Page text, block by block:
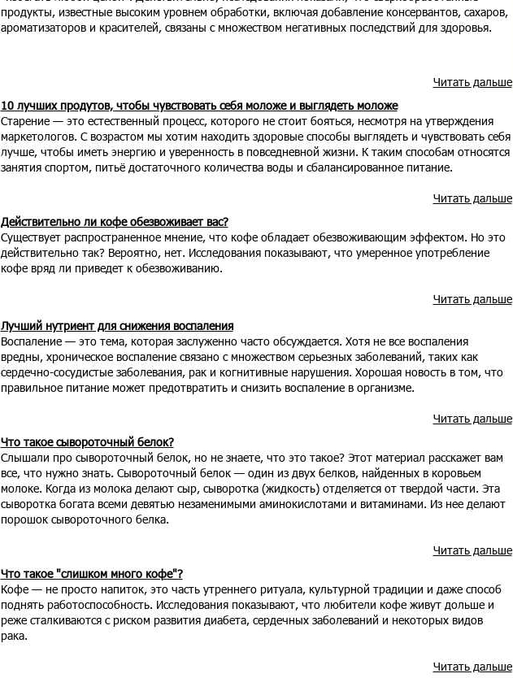
продукты, известные высоким уровнем обработки, включая добавление консервантов, сахаров,
ароматизаторов и красителей, связаны с множеством негативных последствий для здоровья.
Читать дальше
10 лучших продутов, чтобы чувствовать себя моложе и выглядеть моложе
Старение — это естественный процесс, которого не стоит бояться, несмотря на утверждения
маркетологов. С возрастом мы хотим находить здоровые способы выглядеть и чувствовать себя
лучше, чтобы иметь энергию и уверенность в повседневной жизни. К таким способам относятся
занятия спортом, питьё достаточного количества воды и сбалансированное питание.
Читать дальше
Действительно ли кофе обезвоживает вас?
Существует распространенное мнение, что кофе обладает обезвоживающим эффектом. Но это
действительно так? Вероятно, нет. Исследования показывают, что умеренное употребление
кофе вряд ли приведет к обезвоживанию.
Читать дальше
Лучший нутриент для снижения воспаления
Воспаление — это тема, которая заслуженно часто обсуждается. Хотя не все воспаления
вредны, хроническое воспаление связано с множеством серьезных заболеваний, таких как
сердечно-сосудистые заболевания, рак и когнитивные нарушения. Хорошая новость в том, что
правильное питание может предотвратить и снизить воспаление в организме.
Читать дальше
Что такое сывороточный белок?
Слышали про сывороточный белок, но не знаете, что это такое? Этот материал расскажет вам
все, что нужно знать. Сывороточный белок — один из двух белков, найденных в коровьем
молоке. Когда из молока делают сыр, сыворотка (жидкость) отделяется от твердой части. Эта
сыворотка богата всеми девятью незаменимыми аминокислотами и витаминами. Из нее делают
порошок сывороточного белка.
Читать дальше
Что такое "слишком много кофе"?
Кофе — не просто напиток, это часть утреннего ритуала, культурной традиции и даже способ
поднять работоспособность. Исследования показывают, что любители кофе живут дольше и
реже сталкиваются с риском развития диабета, сердечных заболеваний и некоторых видов
рака.
Читать дальше